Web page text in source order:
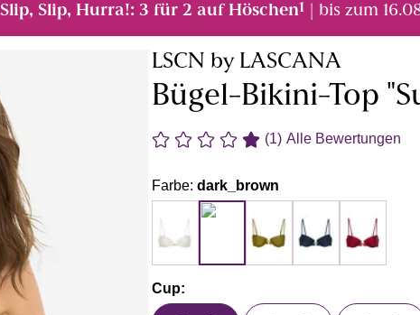
Slip, Slip, Hurra!: 3 für 2 auf Höschen1 | bis zum
LSCN by LASCANA
Bügel-Bikini-Top
(1) Alle Bewertungen
Farbe: dark_brown
Cup: